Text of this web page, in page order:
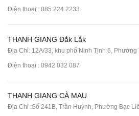
Điện thoại : 085 224 2233
THANH GIANG Đắk Lắk
Địa Chỉ: 12A/33, khu phố Ninh Tịnh 6, Phường
Điện thoại : 0942 032 087
THANH GIANG CÀ MAU
Địa Chỉ :Số 241B, Trần Huỳnh, Phường Bạc